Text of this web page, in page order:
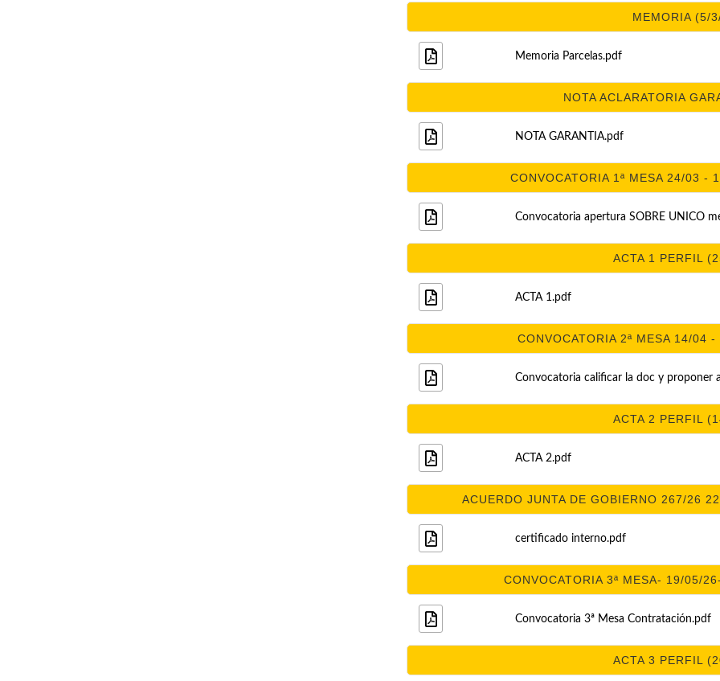
MEMORIA (5/
Memoria Parcelas.pdf
NOTA ACLARATORIA
NOTA GARANTIA.pdf
CONVOCATORIA 1ª MESA 24/03 -
Convocatoria apertura SOBRE UNICO
ACTA 1 PERFIL
ACTA 1.pdf
CONVOCATORIA 2ª MESA 14/04
Convocatoria calificar la doc y proponer
ACTA 2 PERFIL
ACTA 2.pdf
ACUERDO JUNTA DE GOBIERNO 267/26
certificado interno.pdf
CONVOCATORIA 3ª MESA- 19/05/
Convocatoria 3ª Mesa Contratación.pdf
ACTA 3 PERFIL